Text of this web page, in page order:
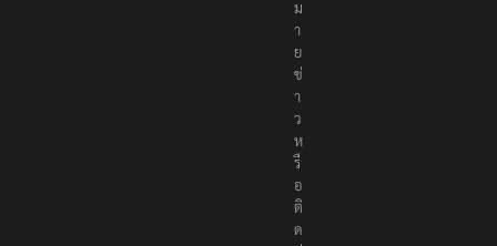
ง
ห
ม
า
ย
ข่
า
ว
ห
รื
อ